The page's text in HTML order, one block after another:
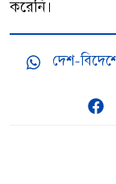
করেনি।
দেশ-